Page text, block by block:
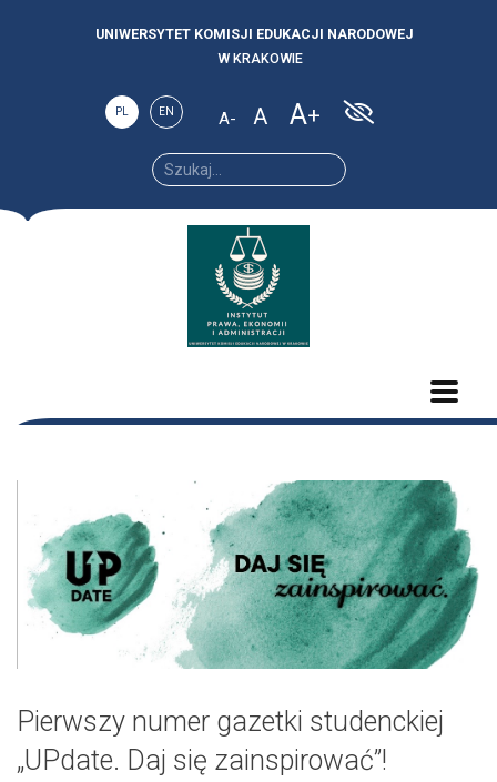
UNIWERSYTET KOMISJI EDUKACJI NARODOWEJ
W KRAKOWIE
PL EN
A
A
font
size.
A
font
size.
Pierwszy numer gazetki studenckiej
„UPdate. Daj się zainspirować”!